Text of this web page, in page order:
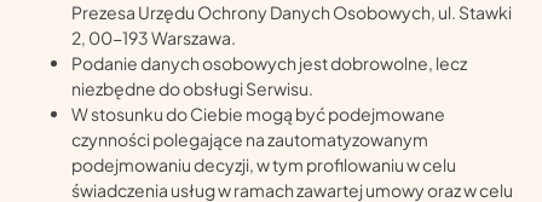
Prezesa Urzędu Ochrony Danych Osobowych, ul. Stawki
2, 00-193 Warszawa.
Podanie danych osobowych jest dobrowolne, lecz
niezbędne do obsługi Serwisu.
W stosunku do Ciebie mogą być podejmowane
czynności polegające na zautomatyzowanym
podejmowaniu decyzji, w tym profilowaniu w celu
świadczenia usług w ramach zawartej umowy oraz w celu